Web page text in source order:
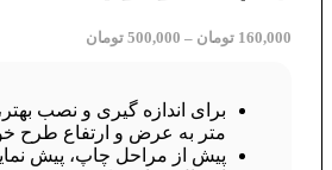
160,000 تومان –
500,000 تومان
متر به عرض و ارتفاع طرح
پیش از مراحل چاپ، پیش